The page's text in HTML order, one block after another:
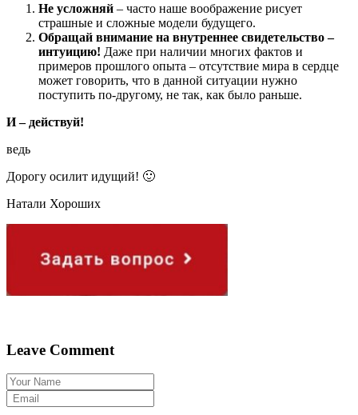
Не усложняй – часто наше воображение рисует
страшные и сложные модели будущего.
Обращай внимание на внутреннее свидетельство –
интуицию! Даже при наличии многих фактов и
примеров прошлого опыта – отсутствие мира в сердце
может говорить, что в данной ситуации нужно
поступить по-другому, не так, как было раньше.
И – действуй!
ведь
Дорогу осилит идущий! 🙂
Натали Хороших
Leave Comment